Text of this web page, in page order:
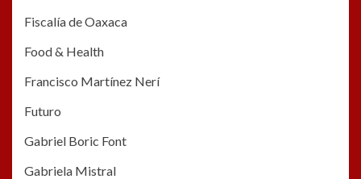
Fiscalía de Oaxaca
Food & Health
Francisco Martínez Nerí
Futuro
Gabriel Boric Font
Gabriela Mistral